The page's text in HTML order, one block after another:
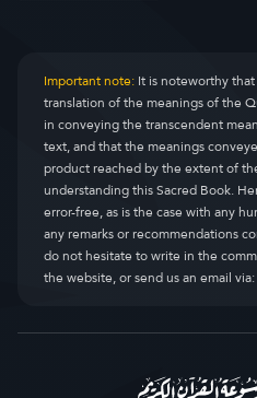
Important note:It is noteworthy
translation of the meanings of the
in conveying the transcendent
text, and that the meanings
product reached by the extent of
understanding this Sacred Book.
error-free, as is the case with any
any remarks or recommendations
do not hesitate to write in the
the website, or send us an email via: